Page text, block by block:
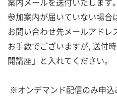
参加案内が届いていない場合
お問い合わせ先メールアドレ
お手数でございますが, 送付
開講座」と入れてください。
※オンデマンド配信のみ申